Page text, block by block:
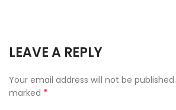
LEAVE A REPLY
Your email address will not be published.
marked *